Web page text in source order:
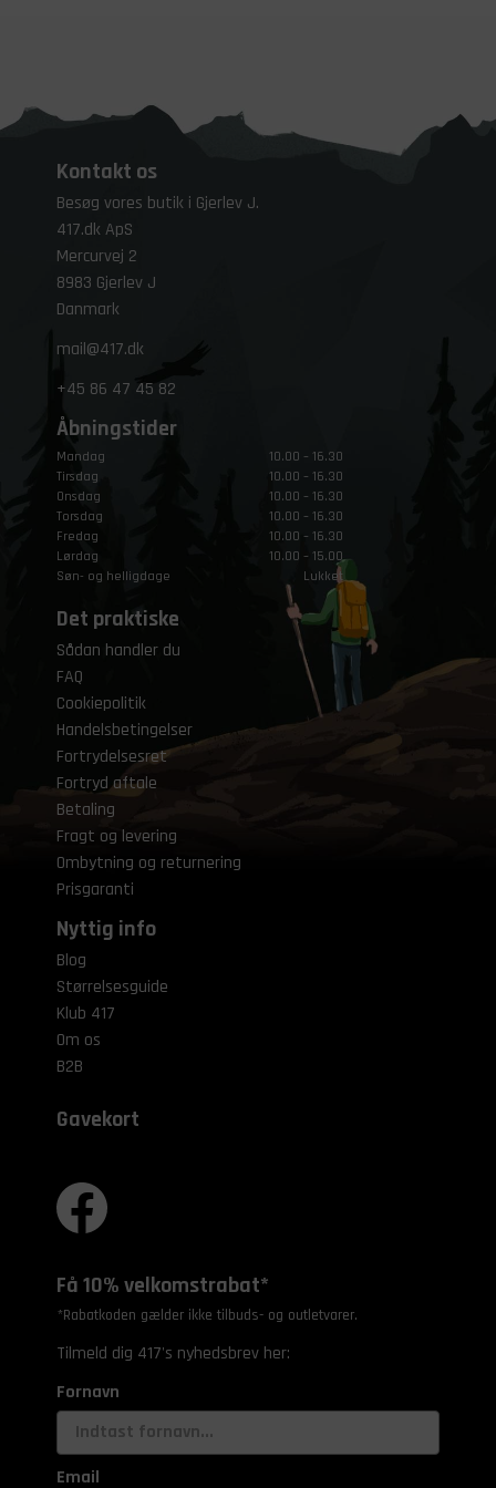
Kontakt os
Besøg vores butik i Gjerlev J.
417.dk ApS
Mercurvej 2
8983 Gjerlev J
Danmark
mail@417.dk
+45 86 47 45 82
Åbningstider
Mandag
10.00 – 16.30
Tirsdag
10.00 – 16.30
Onsdag
10.00 – 16.30
Torsdag
10.00 – 16.30
Fredag
10.00 – 16.30
Lørdag
10.00 – 15.00
Søn- og helligdage
Lukket
Det praktiske
Sådan handler du
FAQ
Cookiepolitik
Handelsbetingelser
Fortrydelsesret
Fortryd aftale
Betaling
Fragt og levering
Ombytning og returnering
Prisgaranti
Nyttig info
Blog
Størrelsesguide
Klub 417
Om os
B2B
Gavekort
Få 10% velkomstrabat*
*Rabatkoden gælder ikke tilbuds- og outletvarer.
Tilmeld dig 417's nyhedsbrev her:
Fornavn
Email